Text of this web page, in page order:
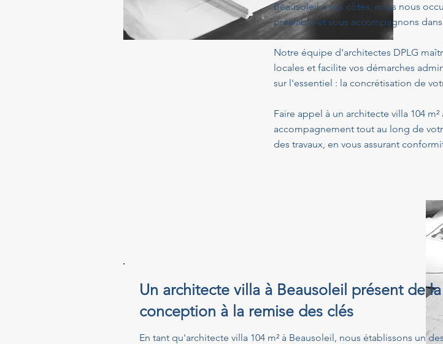
Beausoleil à vos côtés, nous nous
préalable et vous accompagnons
Notre équipe d'architectes DPLG
locales et facilite vos démarches
sur l'essentiel : la concrétisation de
Faire appel à un architecte villa 104
accompagnement tout au long de
des travaux, en vous assurant
Un architecte villa à Beausoleil présent de la
conception à la remise des clés
En tant qu'architecte villa 104 m² à Beausoleil, nous établissons un